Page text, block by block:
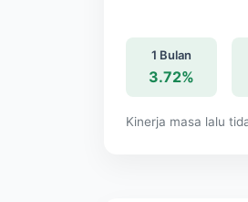
1 Bulan
3.72%
Kinerja masa lalu